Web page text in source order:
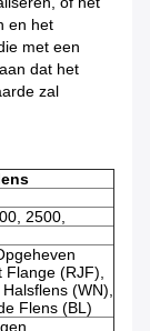
en het
met een
dat het
zal
2500,
Flange (RJF),
(WN),
Flens (BL)